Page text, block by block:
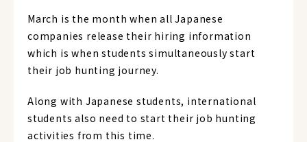
March is the month when all Japanese
companies release their hiring information
which is when students simultaneously start
their job hunting journey.
Along with Japanese students, international
students also need to start their job hunting
activities from this time.